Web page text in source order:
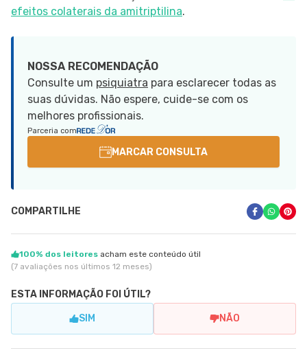
efeitos colaterais da amitriptilina.
NOSSA RECOMENDAÇÃO
Consulte um psiquiatra para esclarecer todas as
suas dúvidas. Não espere, cuide-se com os
melhores profissionais.
Parceria com
MARCAR CONSULTA
COMPARTILHE
100% dos leitores acham este conteúdo útil
(7 avaliações nos últimos 12 meses)
ESTA INFORMAÇÃO FOI ÚTIL?
SIM NÃO